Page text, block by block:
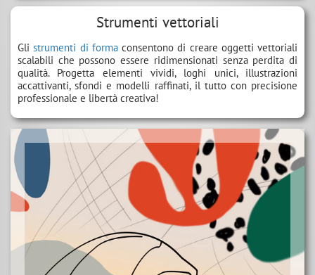
Strumenti vettoriali
Glistrumenti di formaconsentono di creare oggetti vettoriali
scalabili che possono essere ridimensionati senza perdita di
qualità. Progetta elementi vividi, loghi unici, illustrazioni
accattivanti, sfondi e modelli raffinati, il tutto con precisione
professionale e libertà creativa!